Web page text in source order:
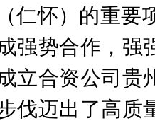
仁怀）的重要
强势合作，强
立合资公司贵
伐迈出了高质